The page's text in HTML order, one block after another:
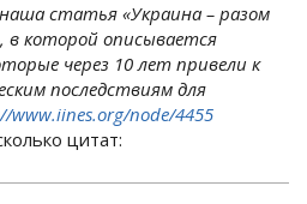
статья «Украина – разом
в которой описывается
через 10 лет привели к
последствиям для
www.iines.org/node/4455
цитат: